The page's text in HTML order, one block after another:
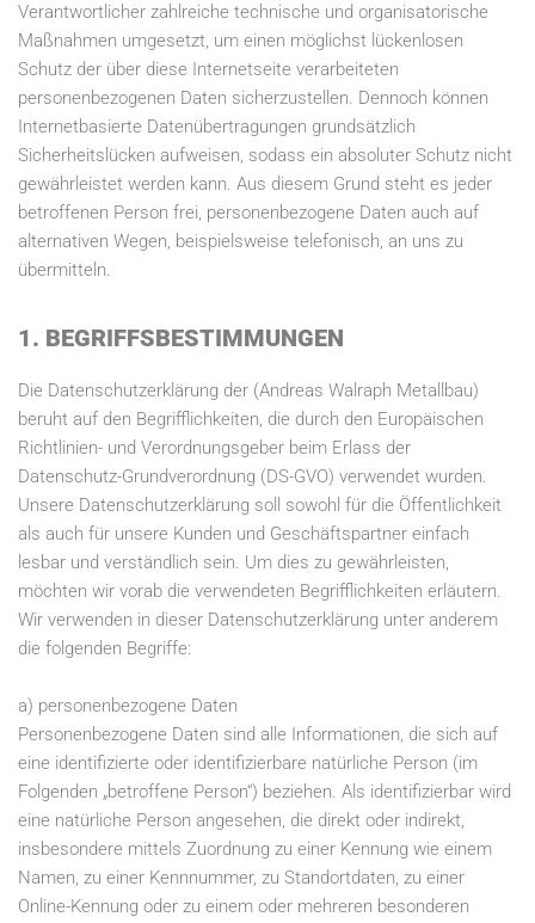
Verantwortlicher zahlreiche technische und organisatorische
Maßnahmen umgesetzt, um einen möglichst lückenlosen
Schutz der über diese Internetseite verarbeiteten
personenbezogenen Daten sicherzustellen. Dennoch können
Internetbasierte Datenübertragungen grundsätzlich
Sicherheitslücken aufweisen, sodass ein absoluter Schutz nicht
gewährleistet werden kann. Aus diesem Grund steht es jeder
betroffenen Person frei, personenbezogene Daten auch auf
alternativen Wegen, beispielsweise telefonisch, an uns zu
übermitteln.
1. BEGRIFFSBESTIMMUNGEN
Die Datenschutzerklärung der (Andreas Walraph Metallbau)
beruht auf den Begrifflichkeiten, die durch den Europäischen
Richtlinien- und Verordnungsgeber beim Erlass der
Datenschutz-Grundverordnung (DS-GVO) verwendet wurden.
Unsere Datenschutzerklärung soll sowohl für die Öffentlichkeit
als auch für unsere Kunden und Geschäftspartner einfach
lesbar und verständlich sein. Um dies zu gewährleisten,
möchten wir vorab die verwendeten Begrifflichkeiten erläutern.
Wir verwenden in dieser Datenschutzerklärung unter anderem
die folgenden Begriffe:
a) personenbezogene Daten
Personenbezogene Daten sind alle Informationen, die sich auf
eine identifizierte oder identifizierbare natürliche Person (im
Folgenden „betroffene Person“) beziehen. Als identifizierbar wird
eine natürliche Person angesehen, die direkt oder indirekt,
insbesondere mittels Zuordnung zu einer Kennung wie einem
Namen, zu einer Kennnummer, zu Standortdaten, zu einer
Online-Kennung oder zu einem oder mehreren besonderen